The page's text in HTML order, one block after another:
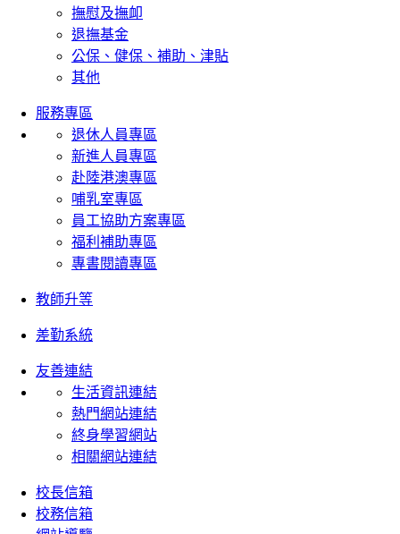
撫慰及撫卹
退撫基金
公保、健保、補助、津貼
其他
服務專區
退休人員專區
新進人員專區
赴陸港澳專區
哺乳室專區
員工協助方案專區
福利補助專區
專書閱讀專區
教師升等
差勤系統
友善連結
生活資訊連結
熱門網站連結
終身學習網站
相關網站連結
校長信箱
校務信箱